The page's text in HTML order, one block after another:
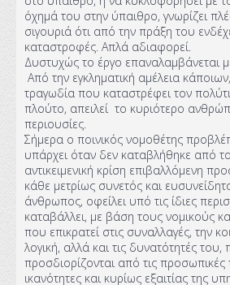
όχημά του στην ύπαιθρο, γνωρίζει
σιγουριά ότι από την πράξη του
καταστροφές. Απλά αδιαφορεί.
Δυστυχώς το έργο επαναλαμβάνεται
Από την εγκληματική αμέλεια
τραγωδία που καταστρέφει τον
πλούτο, απειλεί το κυριότερο
περιουσίες.
Σήμερα ο ποινικός νομοθέτης
υπάρχει όταν δεν καταβλήθηκε από
αντικειμενική κρίση επιβαλλόμενη
κάθε μετρίως συνετός και
άνθρωπος, οφείλει υπό τις ίδιες
καταβάλλει, με βάση τους νομικούς
που επικρατεί στις συναλλαγές, την
λογική, αλλά και τις δυνατότητές του,
προσδιορίζονται από τις προσωπικές
ικανότητες και κυρίως εξαιτίας της